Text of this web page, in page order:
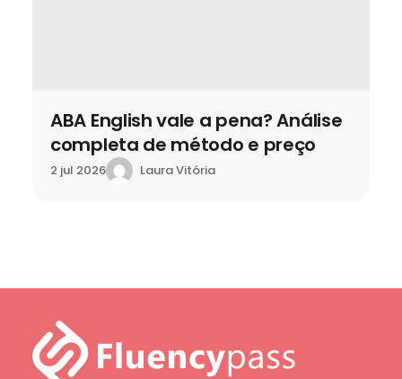
ABA English vale a pena? Análise
completa de método e preço
2 jul 2026 Laura Vitória